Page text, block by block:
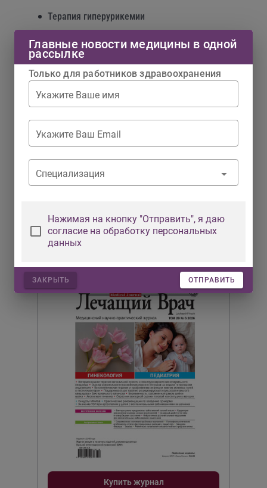
Терапия гиперурикемии
Болезнь Альцгеймера
Депрессивные расстройства
Нарушения сна как фактор риска
Контроль артериального давления 24/7
Снижение веса: стратегии и перспективы
Генерализованные тревожные
расстройства
#06/26
Купить журнал
Главные новости медицины в одной
рассылке
Только для работников здравоохранения
Укажите Ваше имя
Укажите Ваш Email
Специализация
Нажимая на кнопку "Отправить", я даю
согласие на обработку персональных
данных
ЗАКРЫТЬ ОТПРАВИТЬ